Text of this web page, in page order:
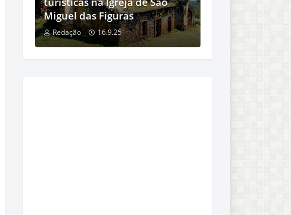
Miguel das Figuras
Redação 16.9.25